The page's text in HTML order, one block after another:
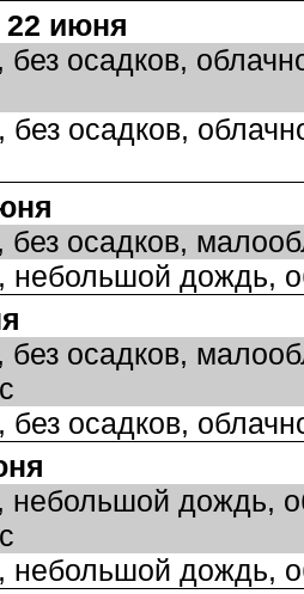
22 июня
осадков,
осадков,
осадков,
дождь,
осадков,
осадков,
дождь,
дождь,